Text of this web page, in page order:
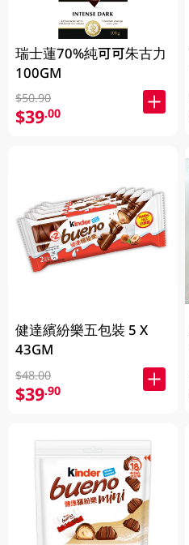
瑞士蓮70%純可可朱古力
100GM
$50.90
$39.00
健達繽紛樂五包裝 5 X
43GM
$48.00
$39.90